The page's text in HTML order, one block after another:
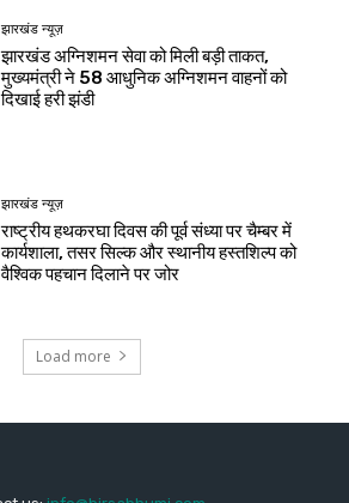
झारखंड न्यूज़
रिम्स में जलजमाव पर स्वास्थ्य मंत्री सख्त, संवेदक पर
कार्रवाई के निर्देश
देश-विदेश
सुरक्षा-2026 प्रतियोगिता में सुरक्षा नवाचारों का
सम्मान, भिलाई इस्पात संयंत्र में विजेता टीमों को मिले
पुरस्कार
नेहरू आर्ट गैलरी में हिमांशु वर्मा की एकल छायाचित्र